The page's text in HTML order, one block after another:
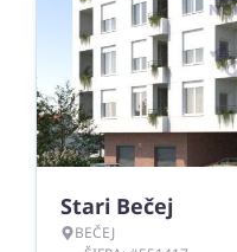
Stari Bečej
BEČEJ